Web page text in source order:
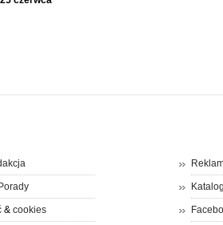
Porady
& cookies
Katalog